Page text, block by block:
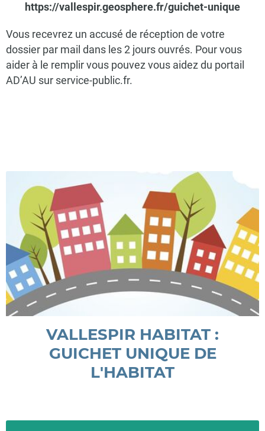
https://vallespir.geosphere.fr/guichet-unique
Vous recevrez un accusé de réception de votre
dossier par mail dans les 2 jours ouvrés. Pour vous
aider à le remplir vous pouvez vous aidez du portail
AD’AU sur service-public.fr.
VALLESPIR HABITAT :
GUICHET UNIQUE DE
L'HABITAT